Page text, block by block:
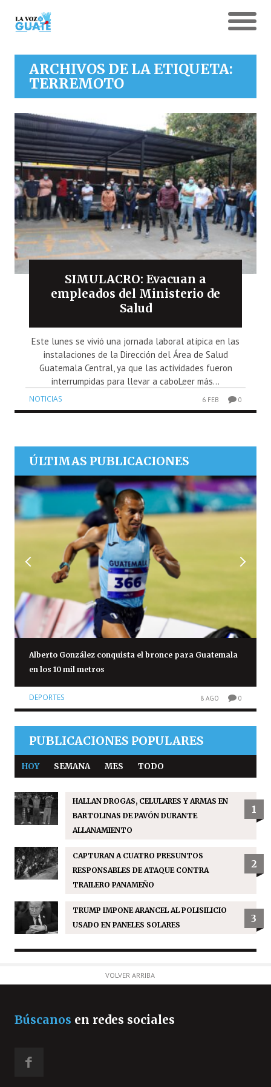
ARCHIVOS DE LA ETIQUETA:
TERREMOTO
SIMULACRO: Evacuan a
empleados del Ministerio de
Salud
Este lunes se vivió una jornada laboral atípica en las
instalaciones de la Dirección del Área de Salud
Guatemala Central, ya que las actividades fueron
interrumpidas para llevar a caboLeer más...
NOTICIAS 6 FEB 0
ÚLTIMAS PUBLICACIONES
Alberto González conquista el bronce para Guatemala
en los 10 mil metros
DEPORTES 8 AGO 0
PUBLICACIONES POPULARES
HOY SEMANA MES TODO
HALLAN DROGAS, CELULARES Y ARMAS EN
BARTOLINAS DE PAVÓN DURANTE
ALLANAMIENTO
1
CAPTURAN A CUATRO PRESUNTOS
RESPONSABLES DE ATAQUE CONTRA
TRAILERO PANAMEÑO
2
TRUMP IMPONE ARANCEL AL POLISILICIO
USADO EN PANELES SOLARES
3
VOLVER ARRIBA
Búscanos en redes sociales